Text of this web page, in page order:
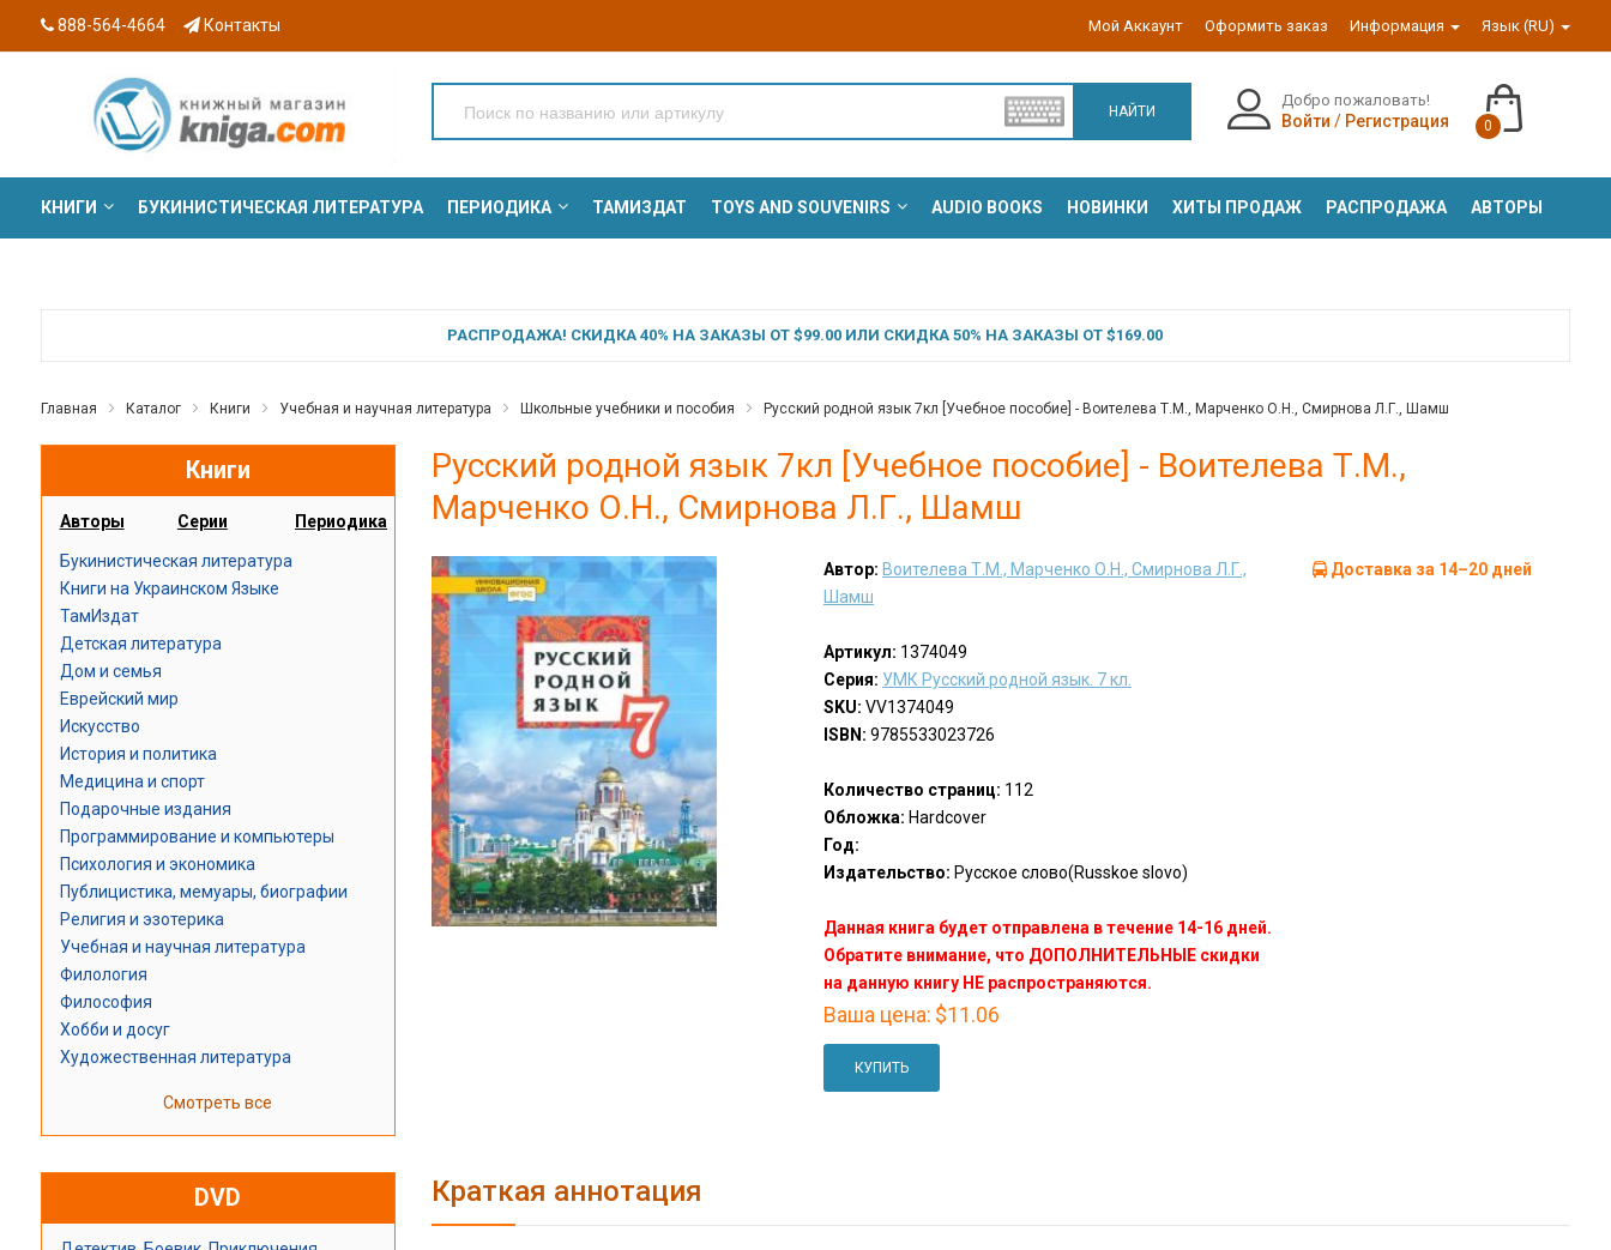
888-564-4664 Контакты Мой Аккаунт Оформить заказ Информация Язык (RU)
НАЙТИ
Добро пожаловать!
Войти / Регистрация 0
КНИГИ БУКИНИСТИЧЕСКАЯ ЛИТЕРАТУРА ПЕРИОДИКА ТАМИЗДАТ TOYS AND SOUVENIRS AUDIO BOOKS НОВИНКИ ХИТЫ ПРОДАЖ РАСПРОДАЖА АВТОРЫ
РАСПРОДАЖА! СКИДКА 40% НА ЗАКАЗЫ ОТ $99.00 ИЛИ СКИДКА 50% НА ЗАКАЗЫ ОТ $169.00
Главная Каталог Книги Учебная и научная литература Школьные учебники и пособия Русский родной язык 7кл [Учебное пособие] - Воителева Т.М., Марченко О.Н., Смирнова Л.Г., Шамш
Книги
Авторы Серии Периодика
Букинистическая литература
Книги на Украинском Языке
ТамИздат
Детская литература
Дом и семья
Еврейский мир
Искусство
История и политика
Медицина и спорт
Подарочные издания
Программирование и компьютеры
Психология и экономика
Публицистика, мемуары, биографии
Религия и эзотерика
Учебная и научная литература
Филология
Философия
Хобби и досуг
Художественная литература
Смотреть все
DVD
Русский родной язык 7кл [Учебное пособие] - Воителева Т.М.,
Марченко О.Н., Смирнова Л.Г., Шамш
Автор: Воителева Т.М., Марченко О.Н., Смирнова Л.Г.,
Шамш
Артикул: 1374049
Серия: УМК Русский родной язык. 7 кл.
SKU: VV1374049
ISBN: 9785533023726
Количество страниц: 112
Обложка: Hardcover
Год:
Издательство: Русское слово(Russkoe slovo)
Данная книга будет отправлена в течение 14-16 дней.
Обратите внимание, что ДОПОЛНИТЕЛЬНЫЕ скидки
на данную книгу НЕ распространяются.
Ваша цена: $11.06
КУПИТЬ
Доставка за 14–20 дней
Краткая аннотация